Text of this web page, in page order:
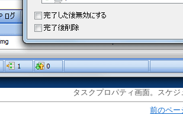
タスクプロパティ画面。スケ
前のペー